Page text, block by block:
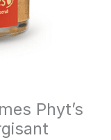
Phyt’s